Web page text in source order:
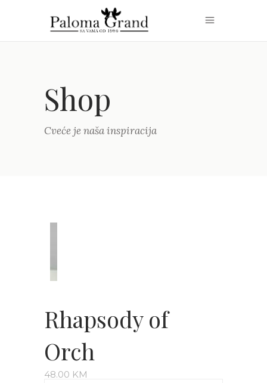
Shop
Cveće je naša inspiracija
Rhapsody of
Orch
48.00 KM